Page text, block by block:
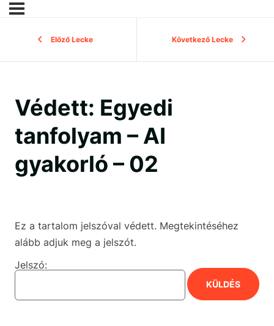
Előző Lecke Következő Lecke
Védett: Egyedi
tanfolyam – AI
gyakorló – 02
Ez a tartalom jelszóval védett. Megtekintéséhez
alább adjuk meg a jelszót.
Jelszó: